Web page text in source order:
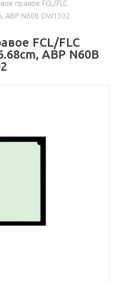
правое FCL/FLC
ABP N60B DW1302
FCL/FLC
ABP N60B